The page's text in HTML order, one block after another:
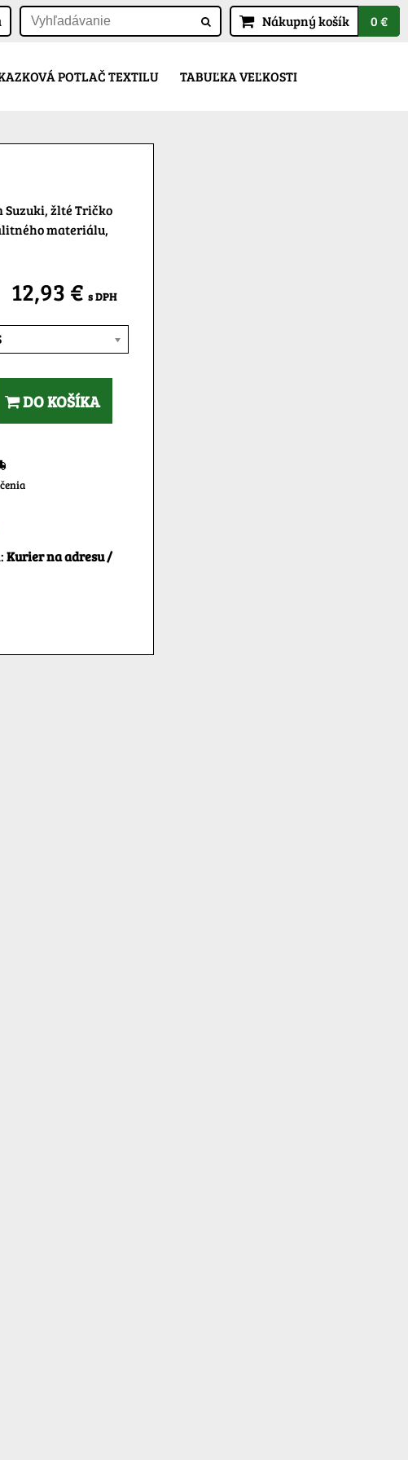
Nákupný košík 0 €
POTLAČ TEXTILU TABUĽKA VEĽKOSTI
Suzuki, žlté Tričko
materiálu,
12,93 € s DPH
DO KOŠÍKA
Kurier na adresu /